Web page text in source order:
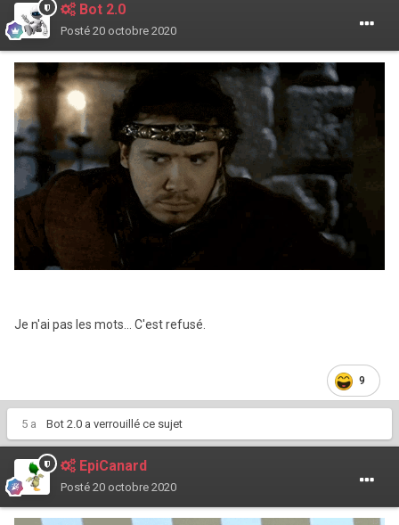
Bot 2.0
Posté 20 octobre 2020
Je n'ai pas les mots... C'est refusé.
9
5 a Bot 2.0 a verrouillé ce sujet
EpiCanard
Posté 20 octobre 2020